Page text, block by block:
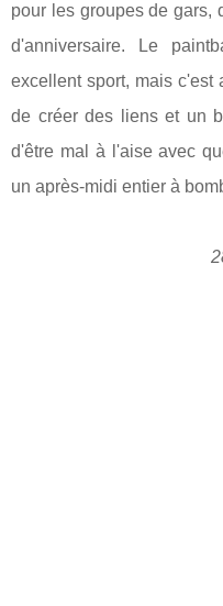
pour les groupes de gars,
d'anniversaire. Le
excellent sport, mais c'est
de créer des liens et un
d'être mal à l'aise avec
un après-midi entier à